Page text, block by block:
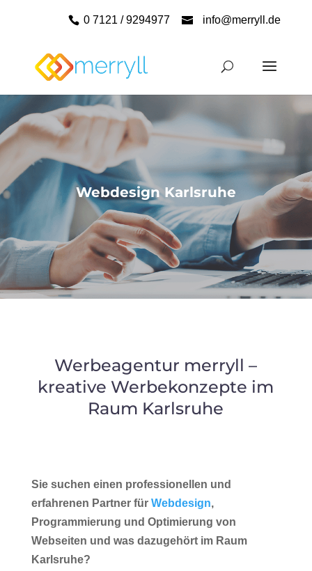
0 7121 / 9294977 info@merryll.de
Webdesign Karlsruhe
Werbeagentur merryll –
kreative Werbekonzepte im
Raum Karlsruhe
Sie suchen einen professionellen und
erfahrenen Partner für Webdesign,
Programmierung und Optimierung von
Webseiten und was dazugehört im Raum
Karlsruhe?